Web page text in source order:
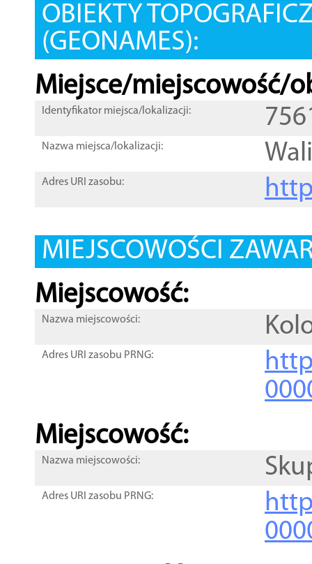
OBIEKTY
(GEONAMES):
Miejsce/miejscowość/
Identyfikator miejsca/lokalizacji:
Nazwa miejsca/lokalizacji:
Adres URI zasobu:
MIEJSCOWOŚCI
Miejscowość:
Nazwa miejscowości:
Adres URI zasobu PRNG:
Miejscowość:
Nazwa miejscowości:
Adres URI zasobu PRNG: